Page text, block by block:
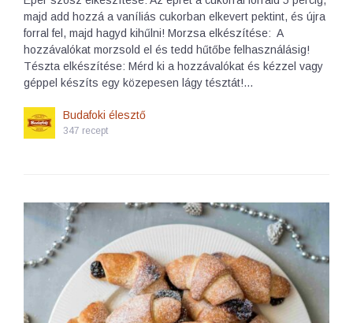
majd add hozzá a vaníliás cukorban elkevert pektint, és újra
forral fel, majd hagyd kihűlni! Morzsa elkészítése: A
hozzávalókat morzsold el és tedd hűtőbe felhasználásig!
Tészta elkészítése: Mérd ki a hozzávalókat és kézzel vagy
géppel készíts egy közepesen lágy tésztát!…
Budafoki élesztő
347 recept